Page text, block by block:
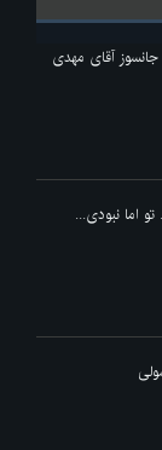
آقای مهدی
اما نبودی...